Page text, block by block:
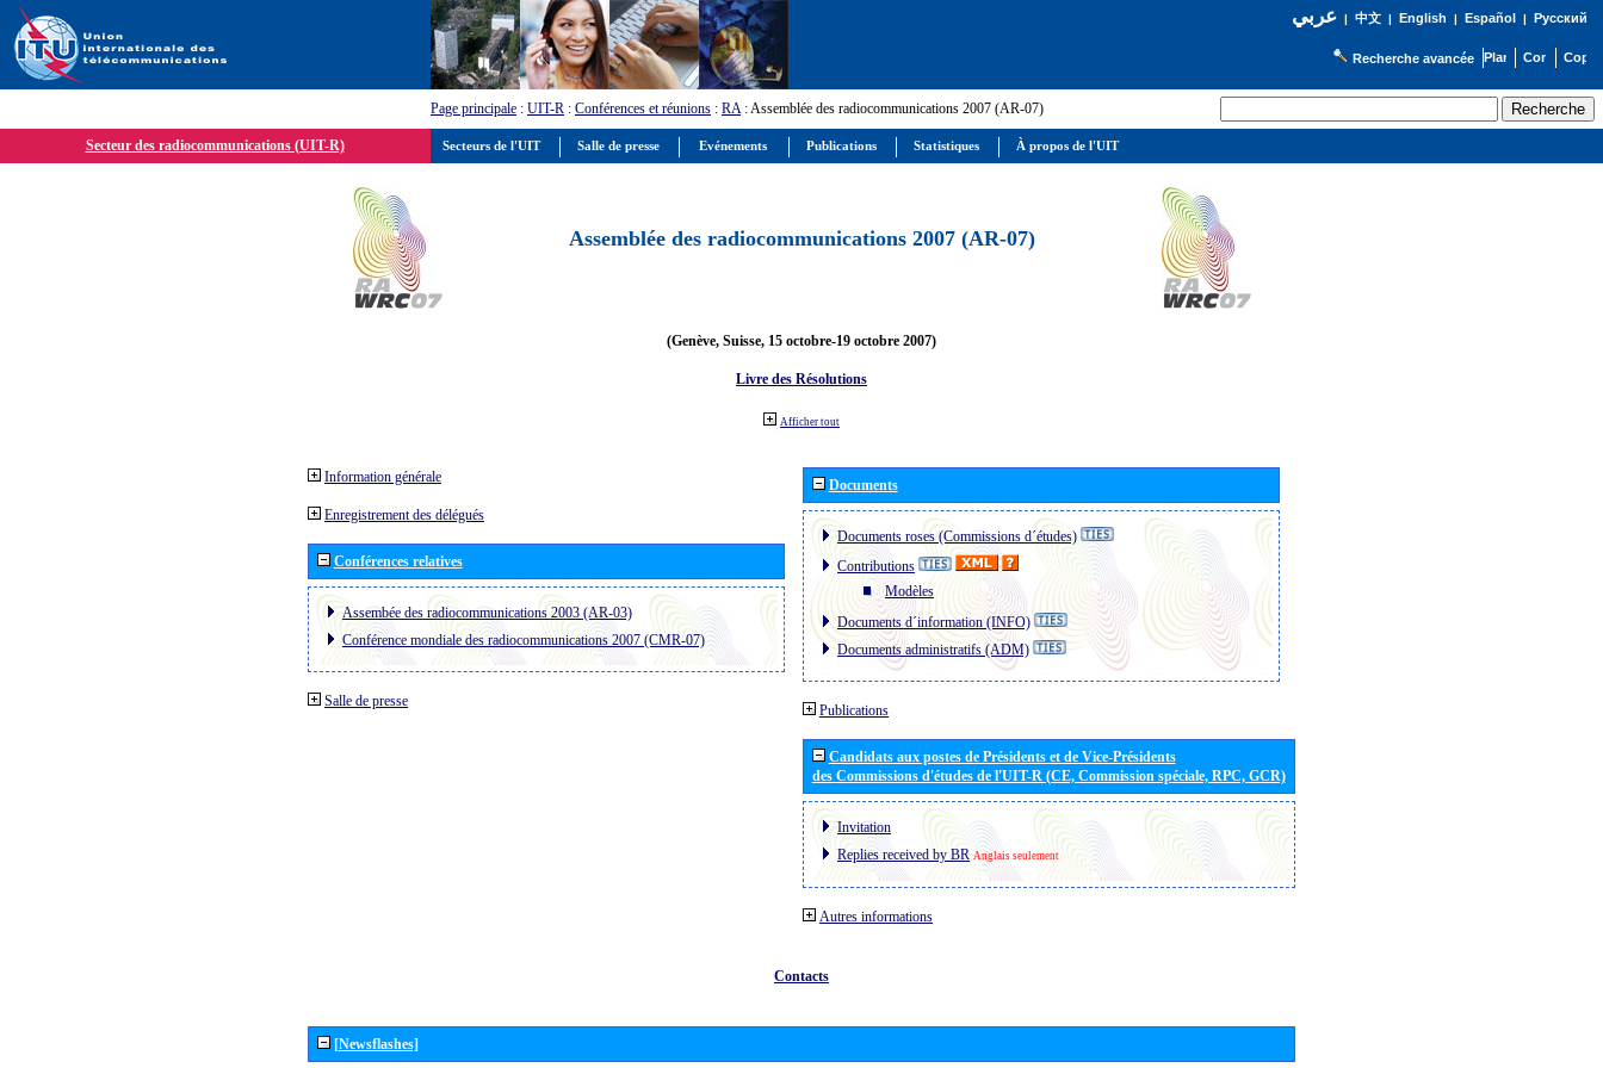
عربي| 中文| English | Español | Русский
Recherche avancée
Page principale : UIT-R : Conférences et réunions : RA: Assemblée des radiocommunications 2007 (AR-07)
Secteur des radiocommunications (UIT-R)
Assemblée des radiocommunications 2007 (AR-07)
(Genève, Suisse, 15 octobre-19 octobre 2007)
Livre des Résolutions
Afficher tout
Information générale
Enregistrement des délégués
Conférences relatives
Assembée des radiocommunications 2003 (AR-03)
Conférence mondiale des radiocommunications 2007 (CMR-07)
Salle de presse
Documents
Documents roses (Commissions d´études)
Contributions
Modèles
Documents d´information (INFO)
Documents administratifs (ADM)
Publications
Candidats aux postes de Présidents et de Vice-Présidents
des Commissions d'études de l'UIT-R (CE, Commission spéciale, RPC, GCR)
Invitation
Replies received by BR Anglais seulement
Autres informations
Contacts
[Newsflashes]
Secteurs de l'UIT Salle de presse Evénements Publications Statistiques À propos de l'UIT